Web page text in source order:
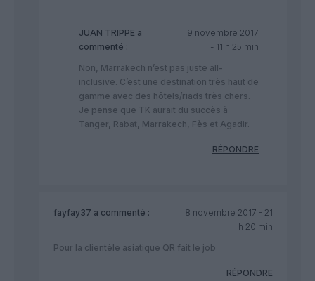
JUAN TRIPPE a
commenté :
9 novembre 2017
- 11 h 25 min
Non, Marrakech n’est pas juste all-
inclusive. C’est une destination très haut de
gamme avec des hôtels/riads très chers.
Je pense que TK aurait du succès à
Tanger, Rabat, Marrakech, Fès et Agadir.
RÉPONDRE
fayfay37 a commenté :
8 novembre 2017 - 21
h 20 min
Pour la clientèle asiatique QR fait le job
RÉPONDRE